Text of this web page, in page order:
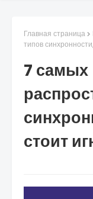
Главная страница
типов
7 самых
стоит